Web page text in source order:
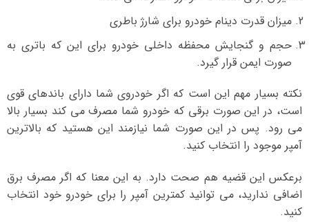
میزان قدرت دینام خودرو برای شارژ باطری
حجم و گنجایش محفظه داخلی خودرو برای این که باتری به
صورت ایمن قرار گیرد.
نکته بسیار مهم این است که اگر خودروی شما دارای باندهای قوی
است، در این صورت برقی که خودرو شما مصرف می کند بسیار بالا
می رود. پس در این صورت شما نیازمند این هستید که بالاترین
آمپر موجود را انتخاب کنید.
برعکس این قضیه هم صحت دارد. به این معنا که اگر مصرف برق
اضافی ندارید، می توانید کمترین آمپر را برای خودرو خود انتخاب
کنید.